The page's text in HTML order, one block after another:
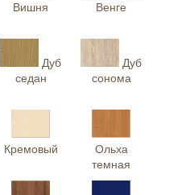
Вишня
Венге
Дуб
седан
Дуб
сонома
Кремовый
Ольха
темная